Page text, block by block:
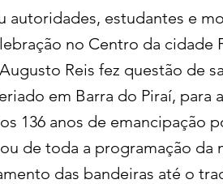
autoridades, estudantes e
no Centro da cidade
Reis fez questão de
em Barra do Piraí, para
136 anos de emancipação
de toda a programação da
das bandeiras até o